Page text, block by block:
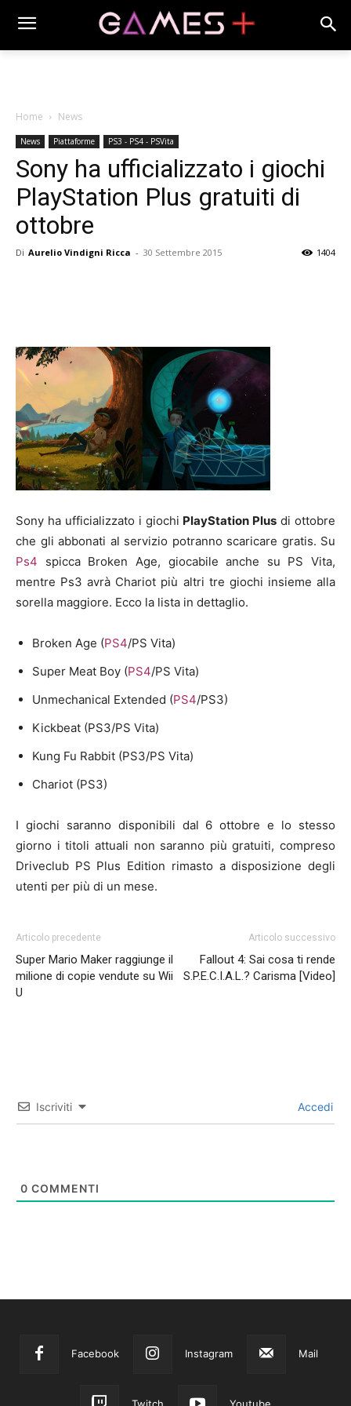
Home News
News Piattaforme PS3 - PS4 - PSVita
Sony ha ufficializzato i giochi
PlayStation Plus gratuiti di
ottobre
Di Aurelio Vindigni Ricca - 30 Settembre 2015 1404
Sony ha ufficializzato i giochi PlayStation Plus di ottobre
che gli abbonati al servizio potranno scaricare gratis. Su
Ps4 spicca Broken Age, giocabile anche su PS Vita,
mentre Ps3 avrà Chariot più altri tre giochi insieme alla
sorella maggiore. Ecco la lista in dettaglio.
Broken Age (PS4/PS Vita)
Super Meat Boy (PS4/PS Vita)
Unmechanical Extended (PS4/PS3)
Kickbeat (PS3/PS Vita)
Kung Fu Rabbit (PS3/PS Vita)
Chariot (PS3)
I giochi saranno disponibili dal 6 ottobre e lo stesso
giorno i titoli attuali non saranno più gratuiti, compreso
Driveclub PS Plus Edition rimasto a disposizione degli
utenti per più di un mese.
Articolo precedente
Super Mario Maker raggiunge il
milione di copie vendute su Wii
U
Articolo successivo
Fallout 4: Sai cosa ti rende
S.P.E.C.I.A.L.? Carisma [Video]
Iscriviti Accedi
0 COMMENTI
Facebook Instagram Mail